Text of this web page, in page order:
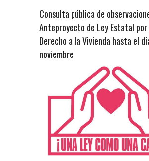
Consulta pública de
Anteproyecto de Ley Estatal por
Derecho a la Vivienda hasta el
noviembre